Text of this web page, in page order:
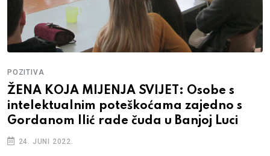
POZITIVA
ŽENA KOJA MIJENJA SVIJET: Osobe s
intelektualnim poteškoćama zajedno s
Gordanom Ilić rade čuda u Banjoj Luci
24. JUNI 2022.